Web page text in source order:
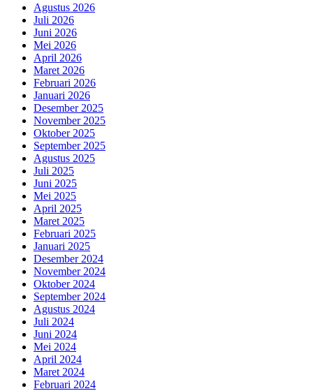
Agustus 2026
Juli 2026
Juni 2026
Mei 2026
April 2026
Maret 2026
Februari 2026
Januari 2026
Desember 2025
November 2025
Oktober 2025
September 2025
Agustus 2025
Juli 2025
Juni 2025
Mei 2025
April 2025
Maret 2025
Februari 2025
Januari 2025
Desember 2024
November 2024
Oktober 2024
September 2024
Agustus 2024
Juli 2024
Juni 2024
Mei 2024
April 2024
Maret 2024
Februari 2024